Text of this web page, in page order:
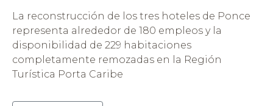
La reconstrucción de los tres hoteles de Ponce
representa alrededor de 180 empleos y la
disponibilidad de 229 habitaciones
completamente remozadas en la Región
Turística Porta Caribe